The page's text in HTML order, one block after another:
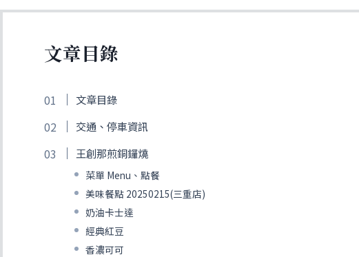
文章目錄
文章目錄
交通、停車資訊
王創那煎銅鑼燒
菜單 Menu、點餐
美味餐點 20250215(三重店)
奶油卡士達
經典紅豆
香濃可可